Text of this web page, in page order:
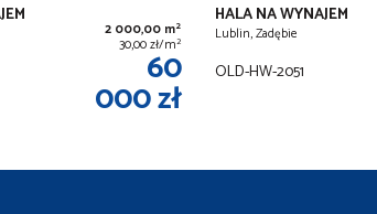
2 000,00 m2
30,00 zł/m2
60
000 zł
HALA NA WYNAJEM
Lublin, Zadębie
OLD-HW-2051